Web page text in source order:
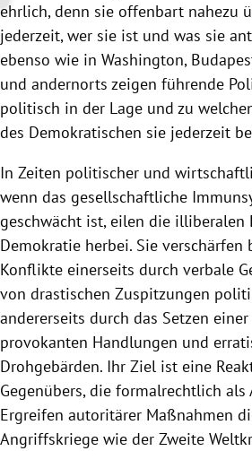
Untermenü
Untermenü
Untermenü
Untermenü
ehrlich, denn sie offenbart nahezu
jederzeit, wer sie ist und was sie
ebenso wie in Washington,
und andernorts zeigen führende
politisch in der Lage und zu
des Demokratischen sie jederzeit
In Zeiten politischer und
wenn das gesellschaftliche
geschwächt ist, eilen die illiberalen
Demokratie herbei. Sie verschärfen
Konflikte einerseits durch verbale
von drastischen Zuspitzungen
andererseits durch das Setzen
provokanten Handlungen und
Drohgebärden. Ihr Ziel ist eine
Gegenübers, die formalrechtlich
Ergreifen autoritärer Maßnahmen
Angriffskriege wie der Zweite